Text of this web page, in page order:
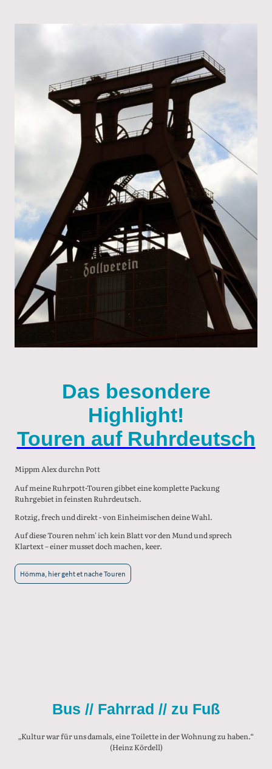
Das besondere
Highlight!
Touren auf Ruhrdeutsch
Mippm Alex durchn Pott
Auf meine Ruhrpott-Touren gibbet eine komplette Packung
Ruhrgebiet in feinsten Ruhrdeutsch.
Rotzig, frech und direkt - von Einheimischen deine Wahl.
Auf diese Touren nehm' ich kein Blatt vor den Mund und sprech
Klartext – einer musset doch machen, keer.
Hömma, hier geht et nache Touren
Bus // Fahrrad // zu Fuß
„Kultur war für uns damals, eine Toilette in der Wohnung zu haben.“
(Heinz Kördell)